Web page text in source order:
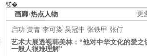
锘�
更
画廊·热点人物
启功 黄胄 李可染 吴冠中 张铁甲 张仃
艺术大展透视韩美林：“他对中华文化的爱之
一般人很难理解”